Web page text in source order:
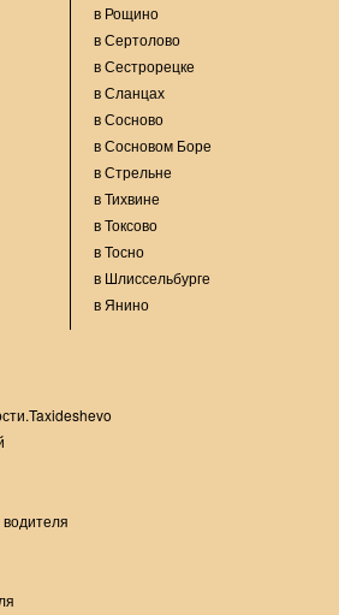
в Рощино
в Сертолово
в Сестрорецке
в Сланцах
в Сосново
в Сосновом Боре
в Стрельне
в Тихвине
в Токсово
в Тосно
в Шлиссельбурге
в Янино